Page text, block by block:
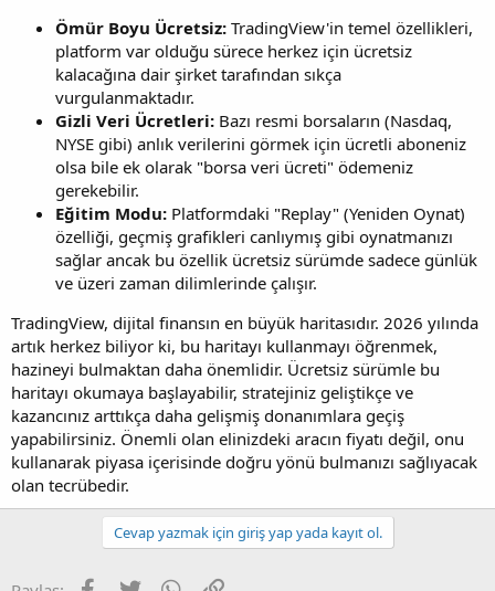
Ömür Boyu Ücretsiz: TradingView'in temel özellikleri,
platform var olduğu sürece herkez için ücretsiz
kalacağına dair şirket tarafından sıkça
vurgulanmaktadır.
Gizli Veri Ücretleri: Bazı resmi borsaların (Nasdaq,
NYSE gibi) anlık verilerini görmek için ücretli aboneniz
olsa bile ek olarak "borsa veri ücreti" ödemeniz
gerekebilir.
Eğitim Modu: Platformdaki "Replay" (Yeniden Oynat)
özelliği, geçmiş grafikleri canlıymış gibi oynatmanızı
sağlar ancak bu özellik ücretsiz sürümde sadece günlük
ve üzeri zaman dilimlerinde çalışır.
TradingView, dijital finansın en büyük haritasıdır. 2026 yılında
artık herkez biliyor ki, bu haritayı kullanmayı öğrenmek,
hazineyi bulmaktan daha önemlidir. Ücretsiz sürümle bu
haritayı okumaya başlayabilir, stratejiniz geliştikçe ve
kazancınız arttıkça daha gelişmiş donanımlara geçiş
yapabilirsiniz. Önemli olan elinizdeki aracın fiyatı değil, onu
kullanarak piyasa içerisinde doğru yönü bulmanızı sağlıyacak
olan tecrübedir.
Cevap yazmak için giriş yap yada kayıt ol.